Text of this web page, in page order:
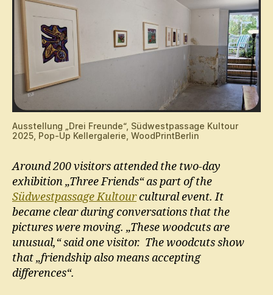
Ausstellung „Drei Freunde“, Südwestpassage Kultour
2025, Pop-Up Kellergalerie, WoodPrintBerlin
Around 200 visitors attended the two-day
exhibition „Three Friends“ as part of the
Südwestpassage Kultourcultural event. It
became clear during conversations that the
pictures were moving. „These woodcuts are
unusual,“ said one visitor. The woodcuts show
that „friendship also means accepting
differences“.